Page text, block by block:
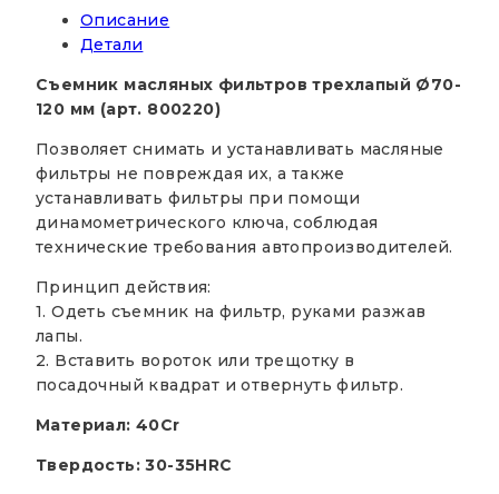
Описание
Детали
Съемник масляных фильтров трехлапый Ø70-
120 мм (арт. 800220)
Позволяет снимать и устанавливать масляные
фильтры не повреждая их, а также
устанавливать фильтры при помощи
динамометрического ключа, соблюдая
технические требования автопроизводителей.
Принцип действия:
1. Одеть съемник на фильтр, руками разжав
лапы.
2. Вставить вороток или трещотку в
посадочный квадрат и отвернуть фильтр.
Материал: 40Cr
Твердость: 30-35HRC